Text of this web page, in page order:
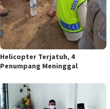
Helicopter Terjatuh, 4
Penumpang Meninggal